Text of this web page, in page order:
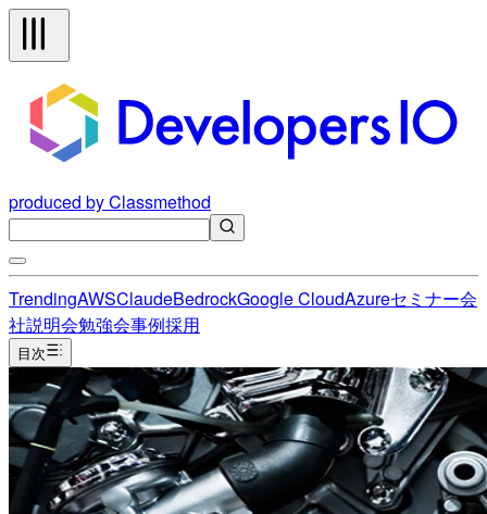
produced by Classmethod
TrendingAWSClaudeBedrockGoogle CloudAzureセミナー会
社説明会勉強会事例採用
目次